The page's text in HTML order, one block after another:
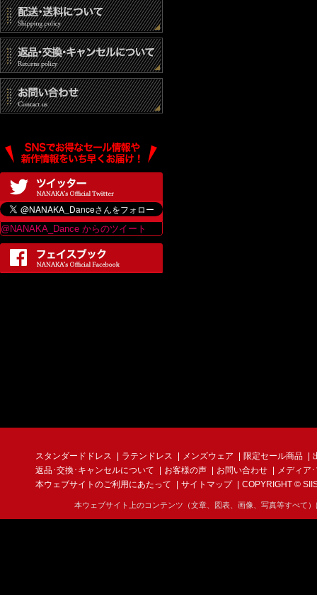
@NANAKA_Dance からのツイート
スタンダードドレス ラテンドレス メンズウェア 限定セール商品
返品･交換･キャンセルについて
お客様の声 お問い合わせ
メディア
本ウェブサイトのご利用にあたって
サイトマップ COPYRIGHT ©
本ウェブサイト上のコンテンツ（文章、図表、画像、写真等すべて